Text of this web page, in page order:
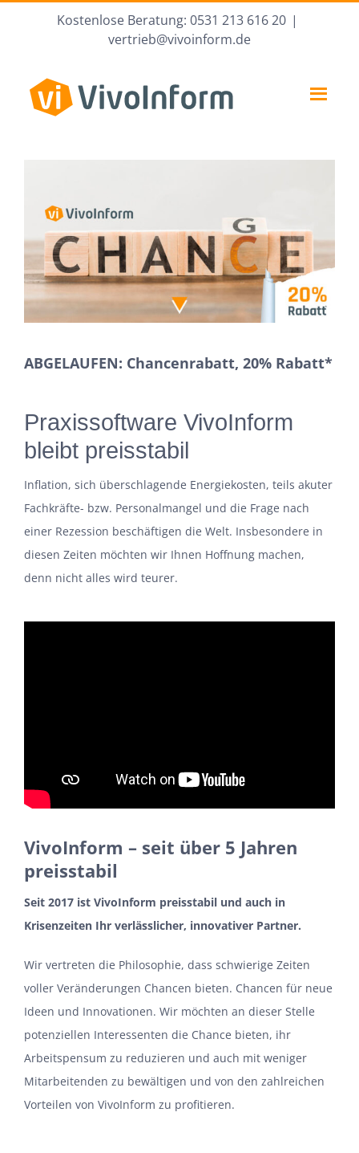
Kostenlose Beratung: 0531 213 616 20 |
vertrieb@vivoinform.de
ABGELAUFEN: Chancenrabatt, 20% Rabatt*
Praxissoftware VivoInform
bleibt preisstabil
Inflation, sich überschlagende Energiekosten, teils akuter
Fachkräfte- bzw. Personalmangel und die Frage nach
einer Rezession beschäftigen die Welt. Insbesondere in
diesen Zeiten möchten wir Ihnen Hoffnung machen,
denn nicht alles wird teurer.
VivoInform – seit über 5 Jahren
preisstabil
Seit 2017 ist VivoInform preisstabil und auch in
Krisenzeiten Ihr verlässlicher, innovativerPartner.
Wir vertreten die Philosophie, dass schwierige Zeiten
voller Veränderungen Chancen bieten. Chancen für neue
Ideen und Innovationen. Wir möchten an dieser Stelle
potenziellen Interessenten die Chance bieten, ihr
Arbeitspensum zu reduzieren und auch mit weniger
Mitarbeitenden zu bewältigen und von den zahlreichen
Vorteilen von VivoInform zu profitieren.